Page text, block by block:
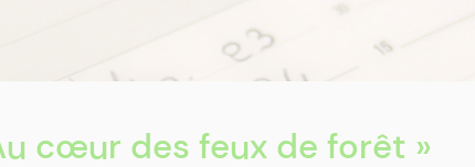
cœur des feux de forêt »